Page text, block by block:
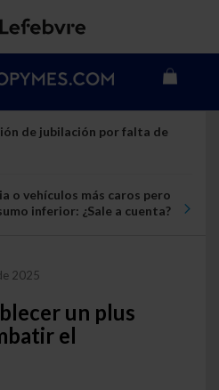
de jubilación por falta de
o vehículos más caros pero
inferior: ¿Sale a cuenta?
2025
un plus
el